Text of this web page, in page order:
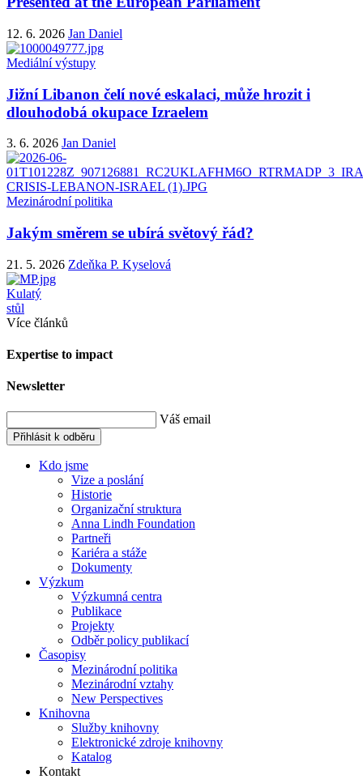
12. 6. 2026 Jan Daniel
Mediální výstupy
Jižní Libanon čelí nové eskalaci, může hrozit i
dlouhodobá okupace Izraelem
3. 6. 2026 Jan Daniel
Mezinárodní politika
Jakým směrem se ubírá světový řád?
21. 5. 2026 Zdeňka P. Kyselová
Kulatý
stůl
Více článků
Expertise to impact
Newsletter
Váš email
Přihlásit k odběru
Kdo jsme
Vize a poslání
Historie
Organizační struktura
Anna Lindh Foundation
Partneři
Kariéra a stáže
Dokumenty
Výzkum
Výzkumná centra
Publikace
Projekty
Odběr policy publikací
Časopisy
Mezinárodní politika
Mezinárodní vztahy
New Perspectives
Knihovna
Služby knihovny
Elektronické zdroje knihovny
Katalog
Kontakt